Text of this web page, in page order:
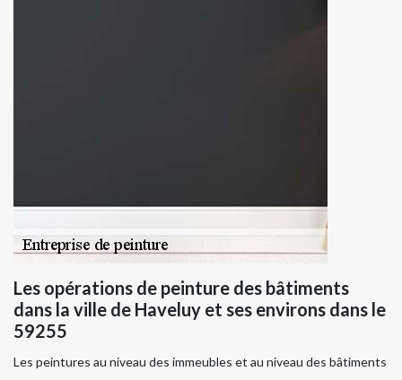
Les opérations de peinture des bâtiments
dans la ville de Haveluy et ses environs dans le
59255
Les peintures au niveau des immeubles et au niveau des bâtiments